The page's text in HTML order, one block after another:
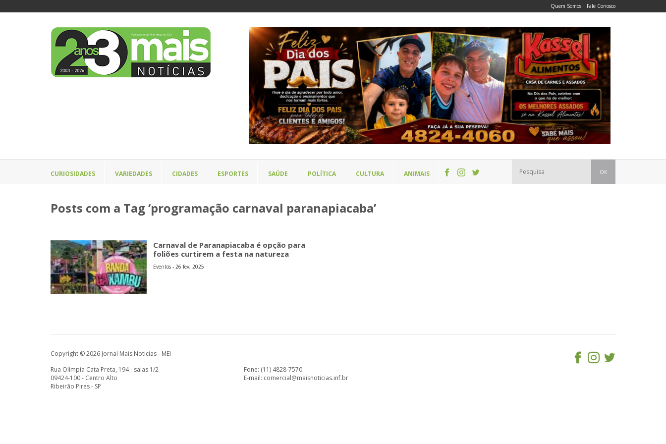
Quem Somos | Fale Conosco
CURIOSIDADES VARIEDADES CIDADES ESPORTES SAÚDE POLÍTICA CULTURA ANIMAIS OK
Posts com a Tag ‘programação carnaval paranapiacaba’
Carnaval de Paranapiacaba é opção para
foliões curtirem a festa na natureza
Eventos - 26 fev, 2025
Copyright © 2026 Jornal Mais Noticias - MEI
Rua Olímpia Cata Preta, 194 - salas 1/2
09424-100 - Centro Alto
Ribeirão Pires - SP
Fone: (11) 4828-7570
E-mail: comercial@maisnoticias.inf.br